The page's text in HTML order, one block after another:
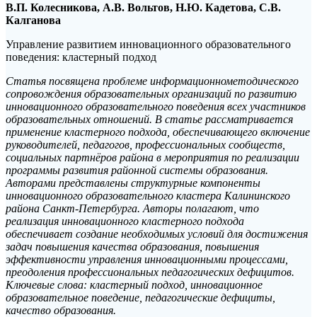
В.П. Колесникова, А.В. Вольтов, Н.Ю. Кадетова, С.В.
Калганова
Управление развитием инновационного образовательного
поведения: кластерный подход
Статья посвящена проблеме информационнометодического
сопровождения образовательных организаций по развитию
инновационного образовательного поведения всех участников
образовательных отношений. В статье рассматривается
применение кластерного подхода, обеспечивающего включение
руководителей, педагогов, профессиональных сообществ,
социальных партнёров района в мероприятия по реализации
программы развития районной системы образования.
Авторами представлены структурные компоненты
инновационного образовательного кластера Калининского
района Санкт-Петербурга. Авторы полагают, что
реализация инновационного кластерного подхода
обеспечивает создание необходимых условий для достижения
задач повышения качества образования, повышения
эффективности управления инновационными процессами,
преодоления профессиональных педагогических дефицитов.
Ключевые слова: кластерный подход, инновационное
образовательное поведение, педагогические дефициты,
качество образования.